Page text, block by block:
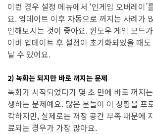
이런 경우 설정 메뉴에서 ‘인게임 오버레이’
요. 업데이트 이후 자동으로 꺼지는 사례가
인해보시는 것이 좋아요. 윈도우 게임 모드
이버 업데이트 후 설정이 초기화되었을 때
날 수 있어요.
2) 녹화는 되지만 바로 꺼지는 문제
녹화가 시작되었다가 몇 초 만에 바로 꺼지
생하는 문제예요. 많은 분들이 이 상황을 프
각하지만, 실제로는 저장 공간 부족 때문에
료되는 경우가 가장 많아요.